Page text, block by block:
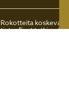
Rokotteita koskevat
tieteelliset